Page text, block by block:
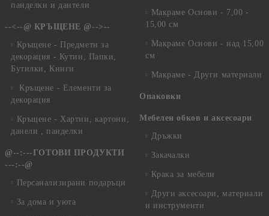
панделки и дантели
--<--@ КРЪЩЕНЕ @-->--
Кръщене - Предмети за
декорация - Кутии, Папки,
Бутилки, Книги
Кръщене - Елементи за
декорация
Кръщене - Хартии, картони,
данели , панделки
@--:---ГОТОВИ ПРОДУКТИ
---:--@
Персанализирани подаръци
За дома и уюта
Макраме Основи - 7,00 -
15,00 см
Макраме Основи - над 15,00
см
Макраме - Други материали
Опаковки
Мебелен обков и аксесоари
Дръжки
Закачалки
Крака за мебели
Други аксесоари, материали
и инструменти